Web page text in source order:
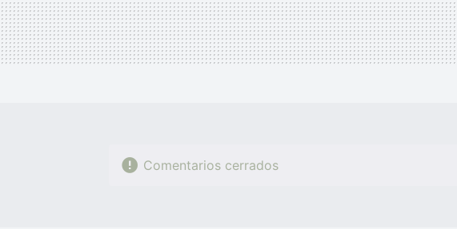
Comentarios cerrados